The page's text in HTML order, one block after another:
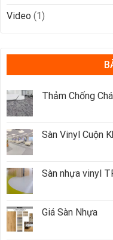
Video (1)
Thảm Chống
Sàn Vinyl Cuộn
Sàn nhựa vinyl
Giá Sàn Nhựa